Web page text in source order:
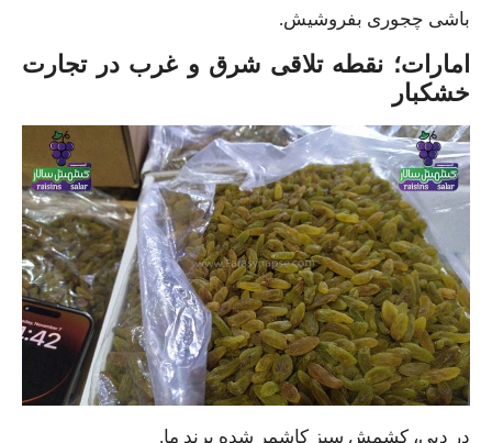
باشی چجوری بفروشیش.
امارات؛ نقطه تلاقی شرق و غرب در تجارت
خشکبار
در دبی، کشمش سبز کاشمر شده برند ما.